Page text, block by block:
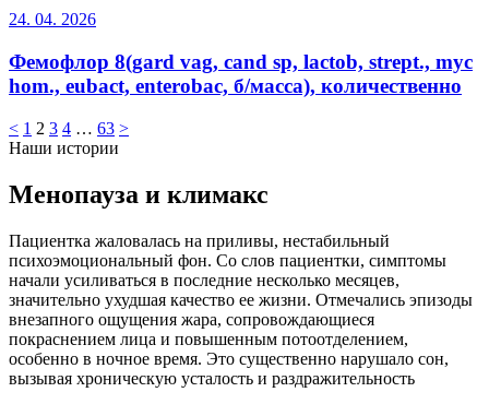
24. 04. 2026
Фемофлор 8(gard vag, cand sp, lactob, strept., myc
hom., eubact, enterobac, б/масса), количественно
< 1 2 3 4 … 63 >
Наши истории
Менопауза и климакс
Пациентка жаловалась на приливы, нестабильный
психоэмоциональный фон. Со слов пациентки, симптомы
начали усиливаться в последние несколько месяцев,
значительно ухудшая качество ее жизни. Отмечались эпизоды
внезапного ощущения жара, сопровождающиеся
покраснением лица и повышенным потоотделением,
особенно в ночное время. Это существенно нарушало сон,
вызывая хроническую усталость и раздражительность